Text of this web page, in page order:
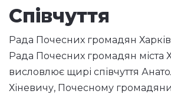
Співчуття
Рада Почесних громадян
Рада Почесних громадян міста
висловлює щирі співчуття
Хіневичу, Почесному